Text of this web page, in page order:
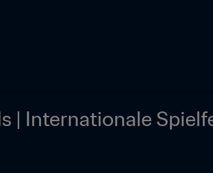
| Internationale